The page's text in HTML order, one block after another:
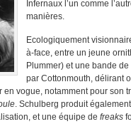
Infernaux l’un comme
manières.
Ecologiquement
à-face, entre un jeune
Plummer) et une bande
par Cottonmouth, délirant
vogue, notamment pour son
. Schulberg produit
et une équipe de freaks